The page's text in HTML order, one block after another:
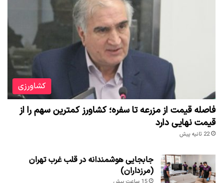
کشاورزی
فاصله قیمت از مزرعه تا سفره؛ کشاورز کمترین سهم را از
قیمت نهایی دارد
22 ثانیه پیش
جابجایی هوشمندانه در قلب غرب تهران
(مرزداران)